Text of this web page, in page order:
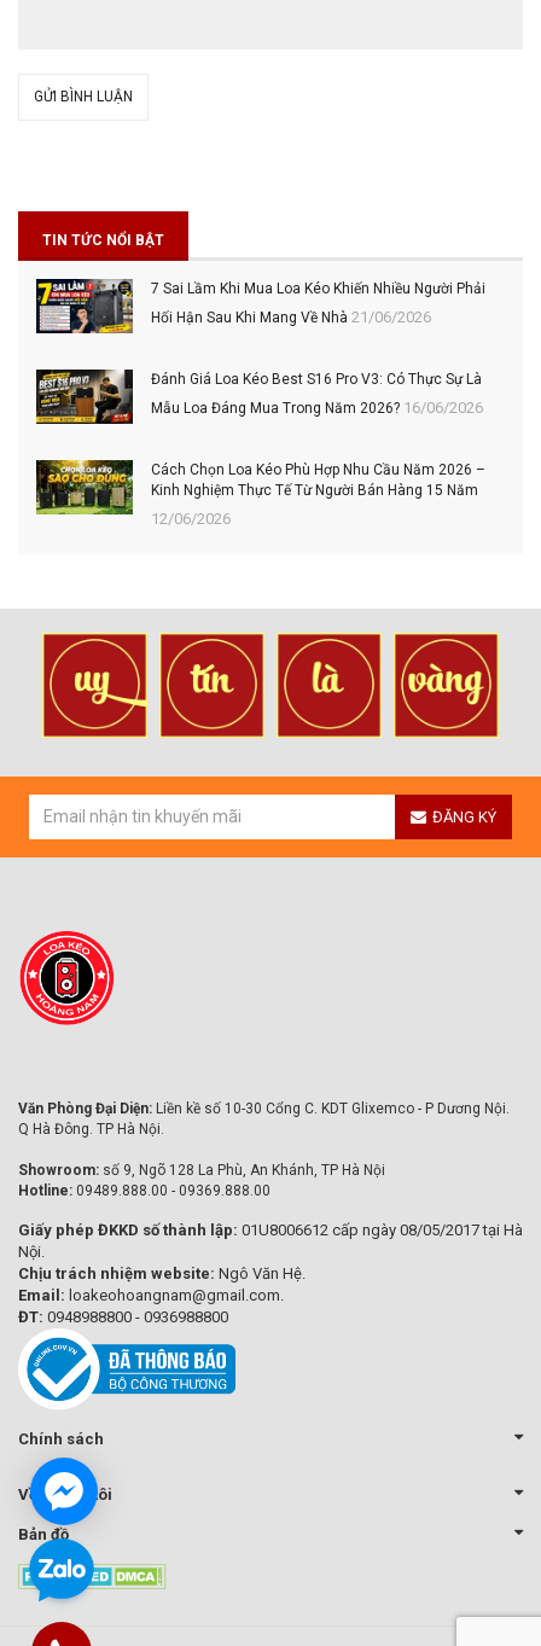
GỬI BÌNH LUẬN
TIN TỨC NỔI BẬT
7 Sai Lầm Khi Mua Loa Kéo Khiến Nhiều Người Phải
Hối Hận Sau Khi Mang Về Nhà 21/06/2026
Đánh Giá Loa Kéo Best S16 Pro V3: Có Thực Sự Là
Mẫu Loa Đáng Mua Trong Năm 2026? 16/06/2026
Cách Chọn Loa Kéo Phù Hợp Nhu Cầu Năm 2026 –
Kinh Nghiệm Thực Tế Từ Người Bán Hàng 15 Năm
12/06/2026
ĐĂNG KÝ
Văn Phòng Đại Diện: Liền kề số 10-30 Cổng C. KDT Glixemco - P Dương Nội.
Q Hà Đông. TP Hà Nội.
Showroom: số 9, Ngõ 128 La Phù, An Khánh, TP Hà Nội
Hotline: 09489.888.00 - 09369.888.00
Giấy phép ĐKKD số thành lập: 01U8006612 cấp ngày 08/05/2017 tại Hà
Nội.
Chịu trách nhiệm website: Ngô Văn Hệ.
Email: loakeohoangnam@gmail.com.
ĐT: 0948988800 - 0936988800
Chính sách
Về chúng tôi
Bản đồ